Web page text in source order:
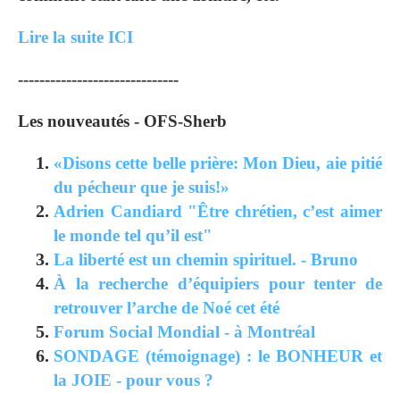
Lire la suite ICI
------------------------------
Les nouveautés - OFS-Sherb
«Disons cette belle prière: Mon Dieu, aie pitié
du pécheur que je suis!»
Adrien Candiard "Être chrétien, c’est aimer
le monde tel qu’il est"
La liberté est un chemin spirituel. - Bruno
À la recherche d’équipiers pour tenter de
retrouver l’arche de Noé cet été
Forum Social Mondial - à Montréal
SONDAGE (témoignage) : le BONHEUR et
la JOIE - pour vous ?